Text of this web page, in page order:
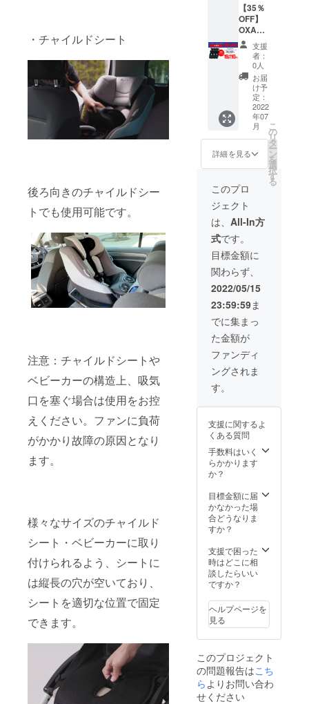
・チャイルドシート
後ろ向きのチャイルドシー
トでも使用可能です。
注意：チャイルドシートや
ベビーカーの構造上、吸気
口を塞ぐ場合は使用をお控
えください。ファンに負荷
がかかり故障の原因となり
ます。
様々なサイズのチャイルド
シート・ベビーカーに取り
付けられるよう、シートに
は縦長の穴が空いており、
シートを適切な位置で固定
できます。
【35％
OFF】
OXA
BABY
クー
ラー
ファン
シート×
（税・
送料
込）
支援
者：
0人
お届
け予
定：
2022
年07
月
詳細を見る
こ
の
リ
タ
ー
ン
を
選
択
す
る
このプロ
ジェクト
は、 All-In方
式です。
目標金額に
関わらず、
2022/05/15
23:59:59ま
でに集まっ
た金額が
ファンディ
ングされま
す。
支援に関するよ
くある質問
手数料はいく
らかかります
か？
目標金額に届
かなかった場
合どうなりま
すか？
支援で困った
時はどこに相
談したらいい
ですか？
ヘルプページを
見る
このプロジェクト
の問題報告はこち
ら よりお問い合わ
せください